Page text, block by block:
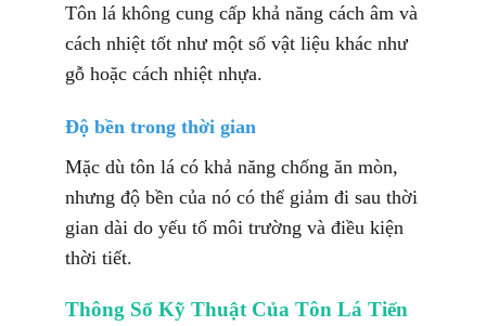
Tôn lá không cung cấp khả năng cách âm và
cách nhiệt tốt như một số vật liệu khác như
gỗ hoặc cách nhiệt nhựa.
Độ bền trong thời gian
Mặc dù tôn lá có khả năng chống ăn mòn,
nhưng độ bền của nó có thể giảm đi sau thời
gian dài do yếu tố môi trường và điều kiện
thời tiết.
Thông Số Kỹ Thuật Của Tôn Lá Tiến